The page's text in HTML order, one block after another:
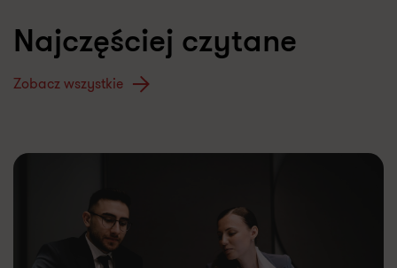
Najczęściej czytane
Zobacz wszystkie